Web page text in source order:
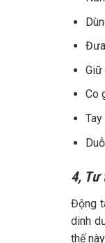
Giữ
Co
4, Tư
Động
dinh
thế